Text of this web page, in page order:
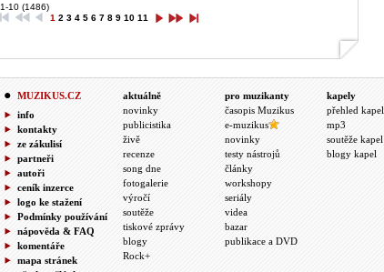
1-10 (1486)
1 2 3 4 5 6 7 8 9 10 11
MUZIKUS.CZ
info
kontakty
ze zákulisí
partneři
autoři
ceník inzerce
logo ke stažení
Podmínky používání
nápověda & FAQ
komentáře
mapa stránek
aktuálně
novinky
publicistika
živě
recenze
song dne
fotogalerie
výročí
soutěže
tiskové zprávy
blogy
Rock+
pro muzikanty
časopis Muzikus
e-muzikus
novinky
testy nástrojů
články
workshopy
seriály
videa
bazar
publikace a DVD
kapely
přehled kapel
mp3
soutěže kapel
blogy kapel